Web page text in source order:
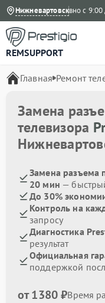
Нижневартовск
Ежедневно с 9:00
REMSUPPORT
Главная Ремонт
Замена
телевизора
Замена разъема
20 мин —
До 30%
Контроль на
запросу
Диагностика
результат
Официальная
поддержкой
от 1380 ₽Время